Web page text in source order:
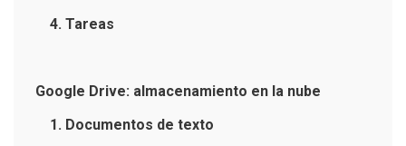
4. Tareas
Google Drive: almacenamiento en la nube
1. Documentos de texto